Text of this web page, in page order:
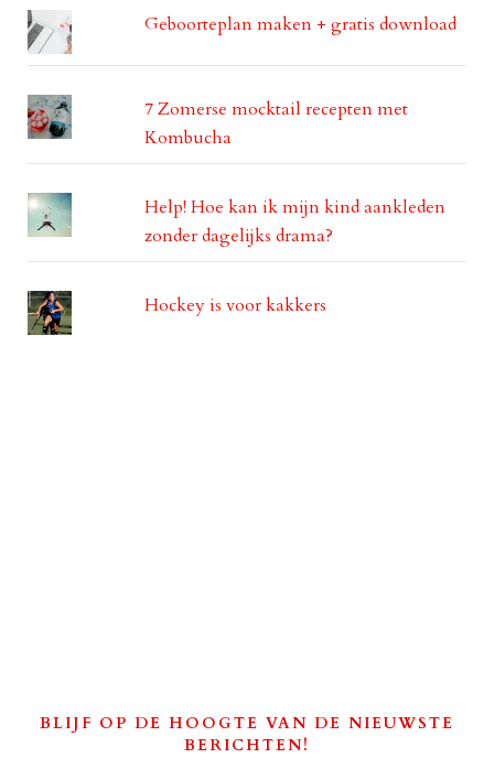
Geboorteplan maken + gratis download
7 Zomerse mocktail recepten met
Kombucha
Help! Hoe kan ik mijn kind aankleden
zonder dagelijks drama?
Hockey is voor kakkers
BLIJF OP DE HOOGTE VAN DE NIEUWSTE
BERICHTEN!